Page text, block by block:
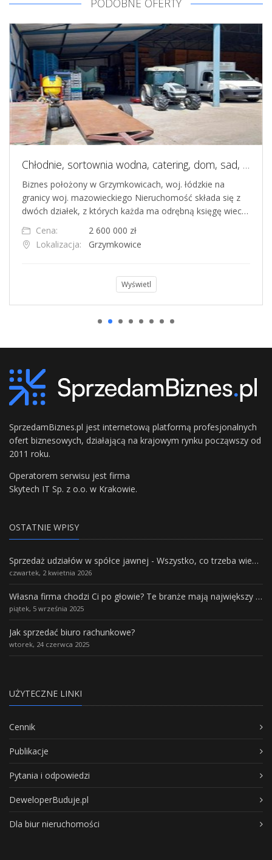
PODOBNE OFERTY
Chłodnie, sortownia wodna, catering, dom, sad, biuro i fundacja w jednym
Biznes położony w Grzymkowicach, woj. łódzkie na
granicy woj. mazowieckiego Nieruchomość składa się z
dwóch działek, z których każda ma odrębną księgę wiec…
Cena:
2 600 000 zł
Lokalizacja:
Grzymkowice
Wyświetl
SprzedamBiznes.pl jest internetową platformą profesjonalnych
ofert biznesowych, działającą na krajowym rynku począwszy od
2011 roku.
Operatorem serwisu jest firma
Skytech IT Sp. z o.o. w Krakowie.
OSTATNIE WPISY
Sprzedaż udziałów w spółce jawnej - Wszystko, co trzeba wiedzieć.
czwartek, 2 kwietnia 2026
Własna firma chodzi Ci po głowie? Te branże mają największy potencjał rozwoju
piątek, 5 września 2025
Jak sprzedać biuro rachunkowe?
wtorek, 24 czerwca 2025
UŻYTECZNE LINKI
Cennik
Publikacje
Pytania i odpowiedzi
DeweloperBuduje.pl
Dla biur nieruchomości